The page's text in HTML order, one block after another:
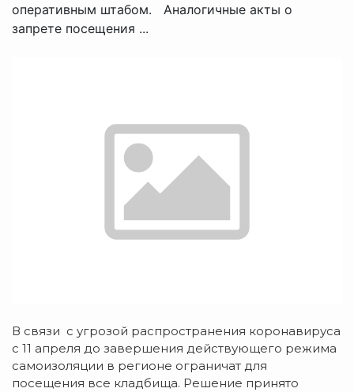
оперативным штабом. Аналогичные акты о
запрете посещения ...
В связи с угрозой распространения коронавируса
с 11 апреля до завершения действующего режима
самоизоляции в регионе ограничат для
посещения все кладбища. Решение принято